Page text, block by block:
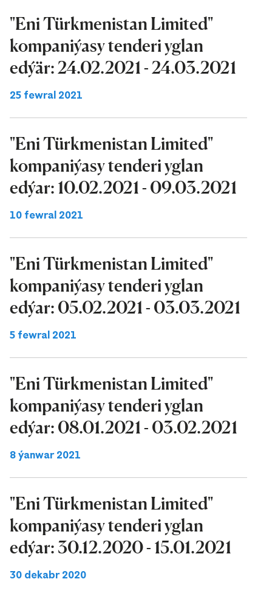
"Eni Türkmenistan Limited"
kompaniýasy tenderi yglan
edýär: 24.02.2021 - 24.03.2021
25 fewral 2021
"Eni Türkmenistan Limited"
kompaniýasy tenderi yglan
edýar: 10.02.2021 - 09.03.2021
10 fewral 2021
"Eni Türkmenistan Limited"
kompaniýasy tenderi yglan
edýar: 05.02.2021 - 03.03.2021
5 fewral 2021
"Eni Türkmenistan Limited"
kompaniýasy tenderi yglan
edýar: 08.01.2021 - 03.02.2021
8 ýanwar 2021
"Eni Türkmenistan Limited"
kompaniýasy tenderi yglan
edýar: 30.12.2020 - 15.01.2021
30 dekabr 2020